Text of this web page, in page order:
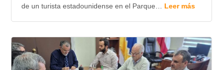
de un turista estadounidense en el Parque… Leer más